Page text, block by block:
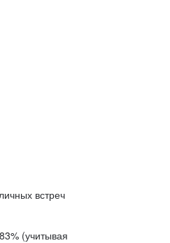
встреч
(учитывая